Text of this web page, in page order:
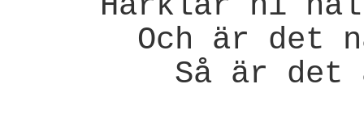
Och är det
Så är det